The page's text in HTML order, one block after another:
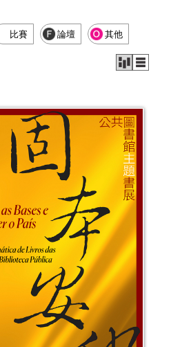
比賽 論壇 其他